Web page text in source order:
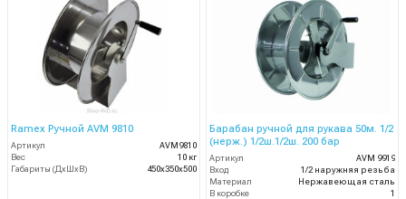
Ramex Ручной AVM 9810
Артикул
AVM9810
Вес
10 кг
Габариты (ДхШхВ)
450x350x500
Барабан ручной для рукава 50м. 1/2
(нерж.) 1/2ш.1/2ш. 200 бар
Артикул
AVM 9919
Вход
1/2 наружняя резьба
Материал
Нержавеющая сталь
В коробке
1